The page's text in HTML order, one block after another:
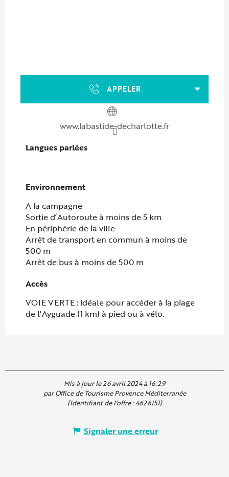
APPELER
www.labastide-decharlotte.fr
Langues parlées
Langues parlées
Environnement
Environnement
A la campagne
Sortie d’Autoroute à moins de 5 km
En périphérie de la ville
Arrêt de transport en commun à moins de
500 m
Arrêt de bus à moins de 500 m
Accès
Accès
VOIE VERTE : idéale pour accéder à la plage
de l'Ayguade (1 km) à pied ou à vélo.
Mis à jour le 26 avril 2024 à 16:29
par Office de Tourisme Provence Méditerranée
(Identifiant de l'offre :4626151)
Signaler une erreur